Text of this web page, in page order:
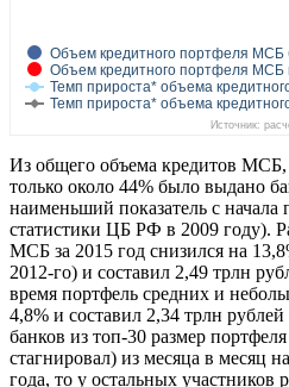
Объем кредитного портфеля МСБ
Темп прироста* объема
Темп прироста* объема
Источник:
Из общего объема кредитов
только около 44% было выдано
наименьший показатель с
статистики ЦБ РФ в 2009 году).
МСБ за 2015 год снизился на
2012-го) и составил 2,49 трлн
время портфель средних и
4,8% и составил 2,34 трлн
банков из топ-30 размер
стагнировал) из месяца в месяц
года, то у остальных